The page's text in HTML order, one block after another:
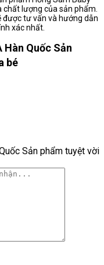
chất lượng của sản phẩm.
được tư vấn và hướng dẫn
xác nhất.
Quốc Sản
bé
Sản phẩm tuyệt vời